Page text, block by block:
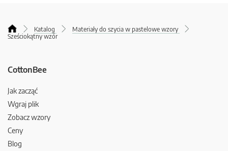
Katalog
Materiały do szycia w pastelowe wzory
Sześciokątny wzór
CottonBee
Jak zacząć
Wgraj plik
Zobacz wzory
Ceny
Blog